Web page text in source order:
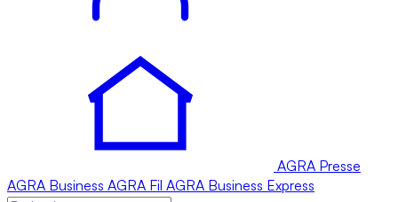
AGRA Presse
AGRA Business AGRA Fil AGRA Business Express